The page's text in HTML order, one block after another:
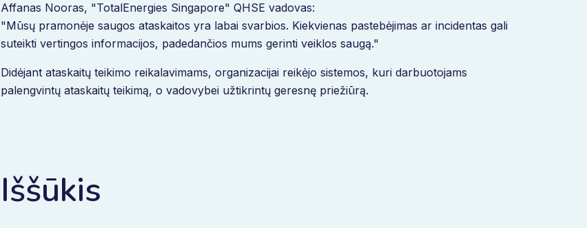
Affanas Nooras, "TotalEnergies Singapore" QHSE vadovas:
"Mūsų pramonėje saugos ataskaitos yra labai svarbios. Kiekvienas pastebėjimas ar incidentas gali
suteikti vertingos informacijos, padedančios mums gerinti veiklos saugą."
Didėjant ataskaitų teikimo reikalavimams, organizacijai reikėjo sistemos, kuri darbuotojams
palengvintų ataskaitų teikimą, o vadovybei užtikrintų geresnę priežiūrą.
Iššūkis